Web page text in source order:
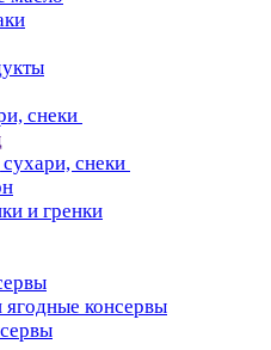
снеки
снеки
и гренки
консервы